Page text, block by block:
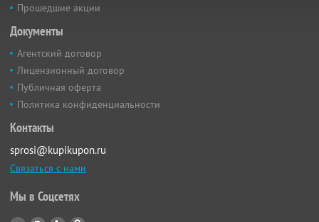
Прошедшие акции
Документы
Агентский договор
Лицензионный договор
Публичная оферта
Политика конфиденциальности
Контакты
sprosi@kupikupon.ru
Связаться с нами
Мы в Соцсетях